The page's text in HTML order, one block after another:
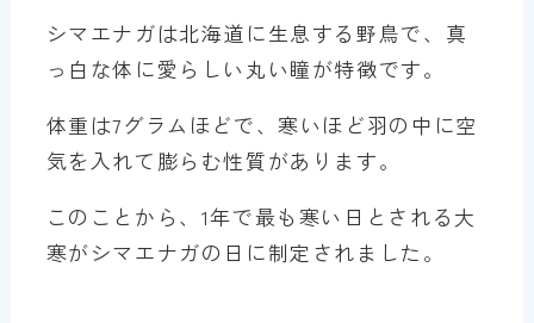
シマエナガは北海道に生息する野鳥で、真
っ白な体に愛らしい丸い瞳が特徴です。
体重は7グラムほどで、寒いほど羽の中に空
気を入れて膨らむ性質があります。
このことから、1年で最も寒い日とされる大
寒がシマエナガの日に制定されました。